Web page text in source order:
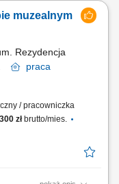
dobry wizerunek sklepu;
towaru;
muzealnym
Rezydencja
praca
/ pracowniczka
złbrutto/mies.